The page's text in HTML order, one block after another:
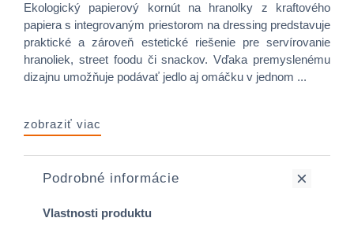
Ekologický papierový kornút na hranolky z kraftového
papiera s integrovaným priestorom na dressing predstavuje
praktické a zároveň estetické riešenie pre servírovanie
hranoliek, street foodu či snackov. Vďaka premyslenému
dizajnu umožňuje podávať jedlo aj omáčku v jednom ...
zobraziť viac
Podrobné informácie
Vlastnosti produktu